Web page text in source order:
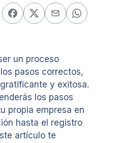
un proceso
pasos correctos,
y exitosa.
los pasos
propia empresa en
hasta el registro
artículo te